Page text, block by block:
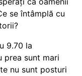
se întâmplă cu
9.70 la
prea sunt mari
nu sunt posturi